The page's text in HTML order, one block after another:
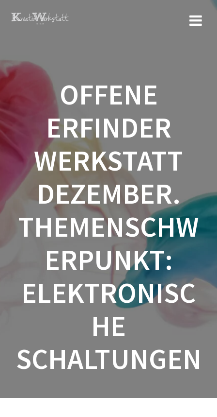
OFFENE
ERFINDER
WERKSTATT
DEZEMBER.
THEMENSCHW
ERPUNKT:
ELEKTRONISC
HE
SCHALTUNGEN